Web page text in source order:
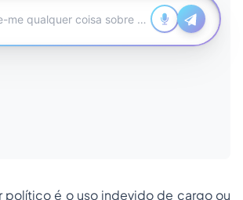
político é o uso indevido de cargo ou